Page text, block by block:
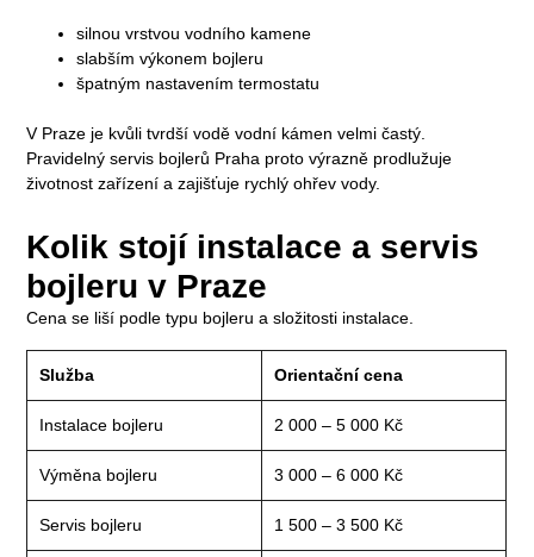
silnou vrstvou vodního kamene
slabším výkonem bojleru
špatným nastavením termostatu
V Praze je kvůli tvrdší vodě vodní kámen velmi častý.
Pravidelný servis bojlerů Praha proto výrazně prodlužuje
životnost zařízení a zajišťuje rychlý ohřev vody.
Kolik stojí instalace a servis
bojleru v Praze
Cena se liší podle typu bojleru a složitosti instalace.
Služba Orientační cena
Instalace bojleru 2 000 – 5 000 Kč
Výměna bojleru 3 000 – 6 000 Kč
Servis bojleru 1 500 – 3 500 Kč